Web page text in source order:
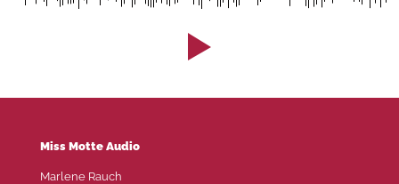
Miss Motte Audio
Marlene Rauch